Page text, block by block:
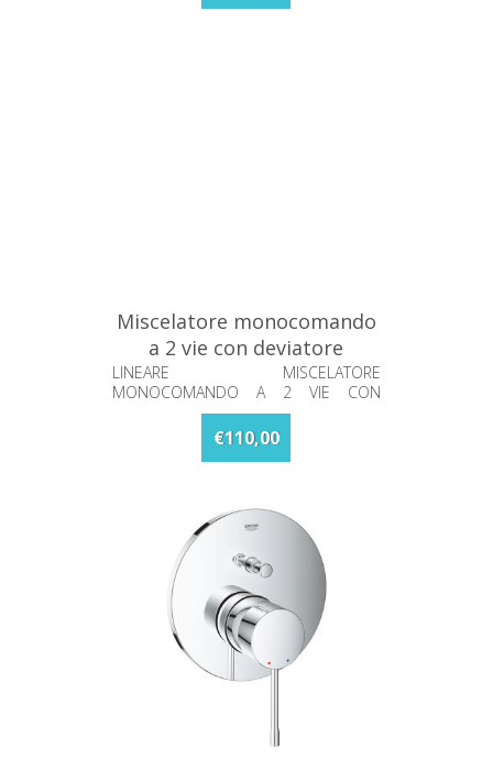
Miscelatore monocomando
a 2 vie con deviatore
Lineare Grohe 24064001
LINEARE MISCELATORE
MONOCOMANDO A 2 VIE CON
€110,00